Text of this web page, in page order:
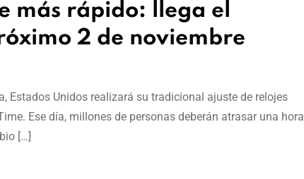
más rápido: llega el
2 de noviembre
Estados Unidos realizará su tradicional ajuste de relojes
Ese día, millones de personas deberán atrasar una hora
[…]